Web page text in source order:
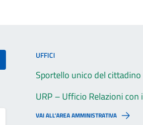
UFFICI
Sportello unico del cittadino
URP – Ufficio Relazioni con
VAI ALL’AREA AMMINISTRATIVA